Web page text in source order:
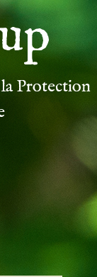
Protection